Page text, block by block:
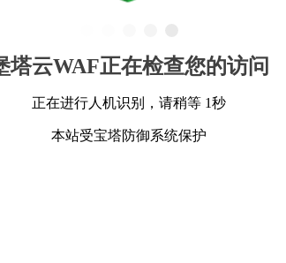
塔云WAF正在检查您的访问
正在进行人机识别，请稍等 1秒
本站受宝塔防御系统保护